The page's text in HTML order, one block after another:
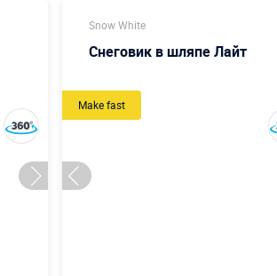
Snow White
Снеговик в шляпе Лайт
Make fast